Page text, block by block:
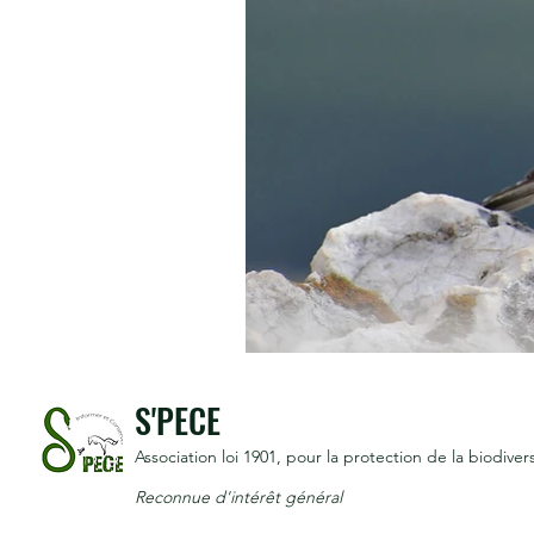
S'PECE
Association loi 1901, pour la protection de la
Reconnue d'intérêt général